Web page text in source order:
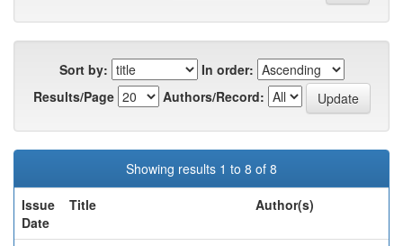
Sort by:
In order:
Results/Page
Authors/Record:
Showing results 1 to 8 of 8
Issue
Date
Title Author(s)